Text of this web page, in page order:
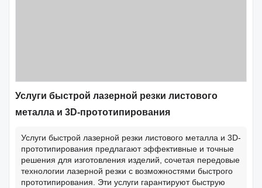
Услуги быстрой лазерной резки листового
металла и 3D-прототипирования
Услуги быстрой лазерной резки листового металла и 3D-
прототипирования предлагают эффективные и точные
решения для изготовления изделий, сочетая передовые
технологии лазерной резки с возможностями быстрого
прототипирования. Эти услуги гарантируют быструю